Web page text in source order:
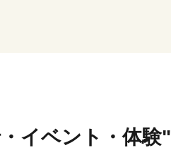
イベント・体験"